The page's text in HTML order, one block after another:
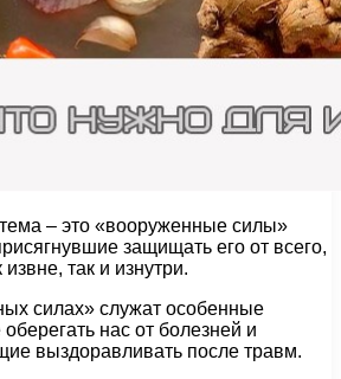
– это «вооруженные силы»
защищать его от всего,
так и изнутри.
силах» служат особенные
нас от болезней и
выздоравливать после травм.